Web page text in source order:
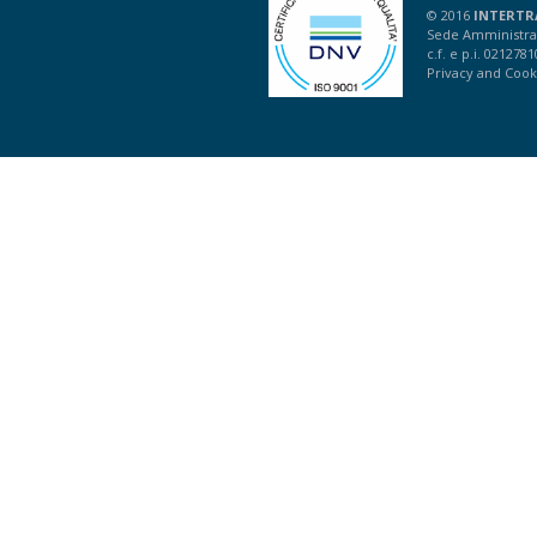
© 2016
Sede
c.f. e p.i.
Privacy and